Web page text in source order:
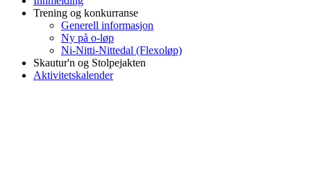
Trening og konkurranse
Generell informasjon
Ny på o-løp
Ni-Nitti-Nittedal (Flexoløp)
Skautur'n og Stolpejakten
Aktivitetskalender